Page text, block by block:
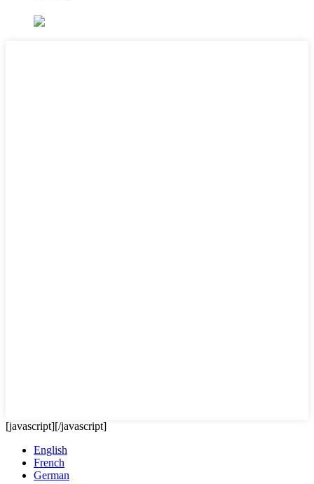
[javascript][/javascript]
English
French
German